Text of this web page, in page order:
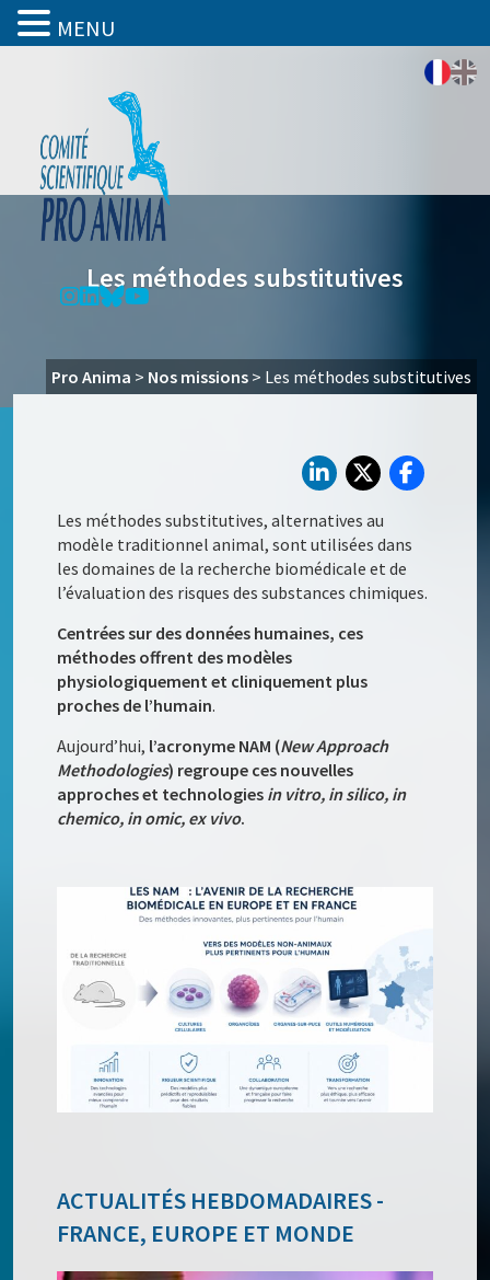
Les méthodes substitutives
Pro Anima > Nos missions > Les méthodes substitutives
Les méthodes substitutives, alternatives au
modèle traditionnel animal, sont utilisées dans
les domaines de la recherche biomédicale et de
l’évaluation des risques des substances chimiques.
Centrées sur des données humaines, ces
méthodes offrent des modèles
physiologiquement et cliniquement plus
proches de l’humain.
Aujourd’hui, l’acronyme NAM (New Approach
Methodologies) regroupe ces nouvelles
approches et technologies in vitro, in silico, in
chemico, in omic, ex vivo.
ACTUALITÉS HEBDOMADAIRES -
FRANCE, EUROPE ET MONDE
MENU